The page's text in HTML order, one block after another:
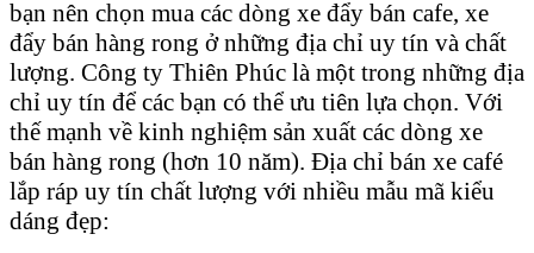
bạn nên chọn mua các dòng xe đẩy bán cafe, xe
đẩy bán hàng rong ở những địa chỉ uy tín và chất
lượng. Công ty Thiên Phúc là một trong những địa
chỉ uy tín để các bạn có thể ưu tiên lựa chọn. Với
thế mạnh về kinh nghiệm sản xuất các dòng xe
bán hàng rong (hơn 10 năm). Địa chỉ bán xe café
lắp ráp uy tín chất lượng với nhiều mẫu mã kiểu
dáng đẹp: